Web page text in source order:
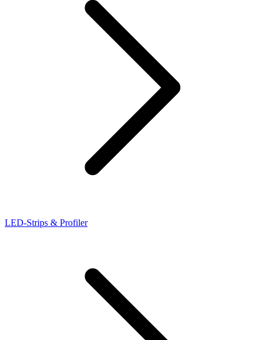
LED-Strips & Profiler